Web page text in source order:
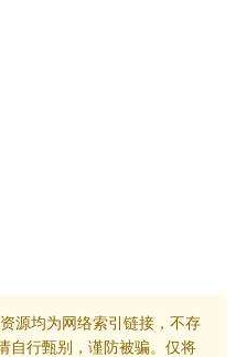
源均为网络索引链接，不存
自行甄别，谨防被骗。仅将